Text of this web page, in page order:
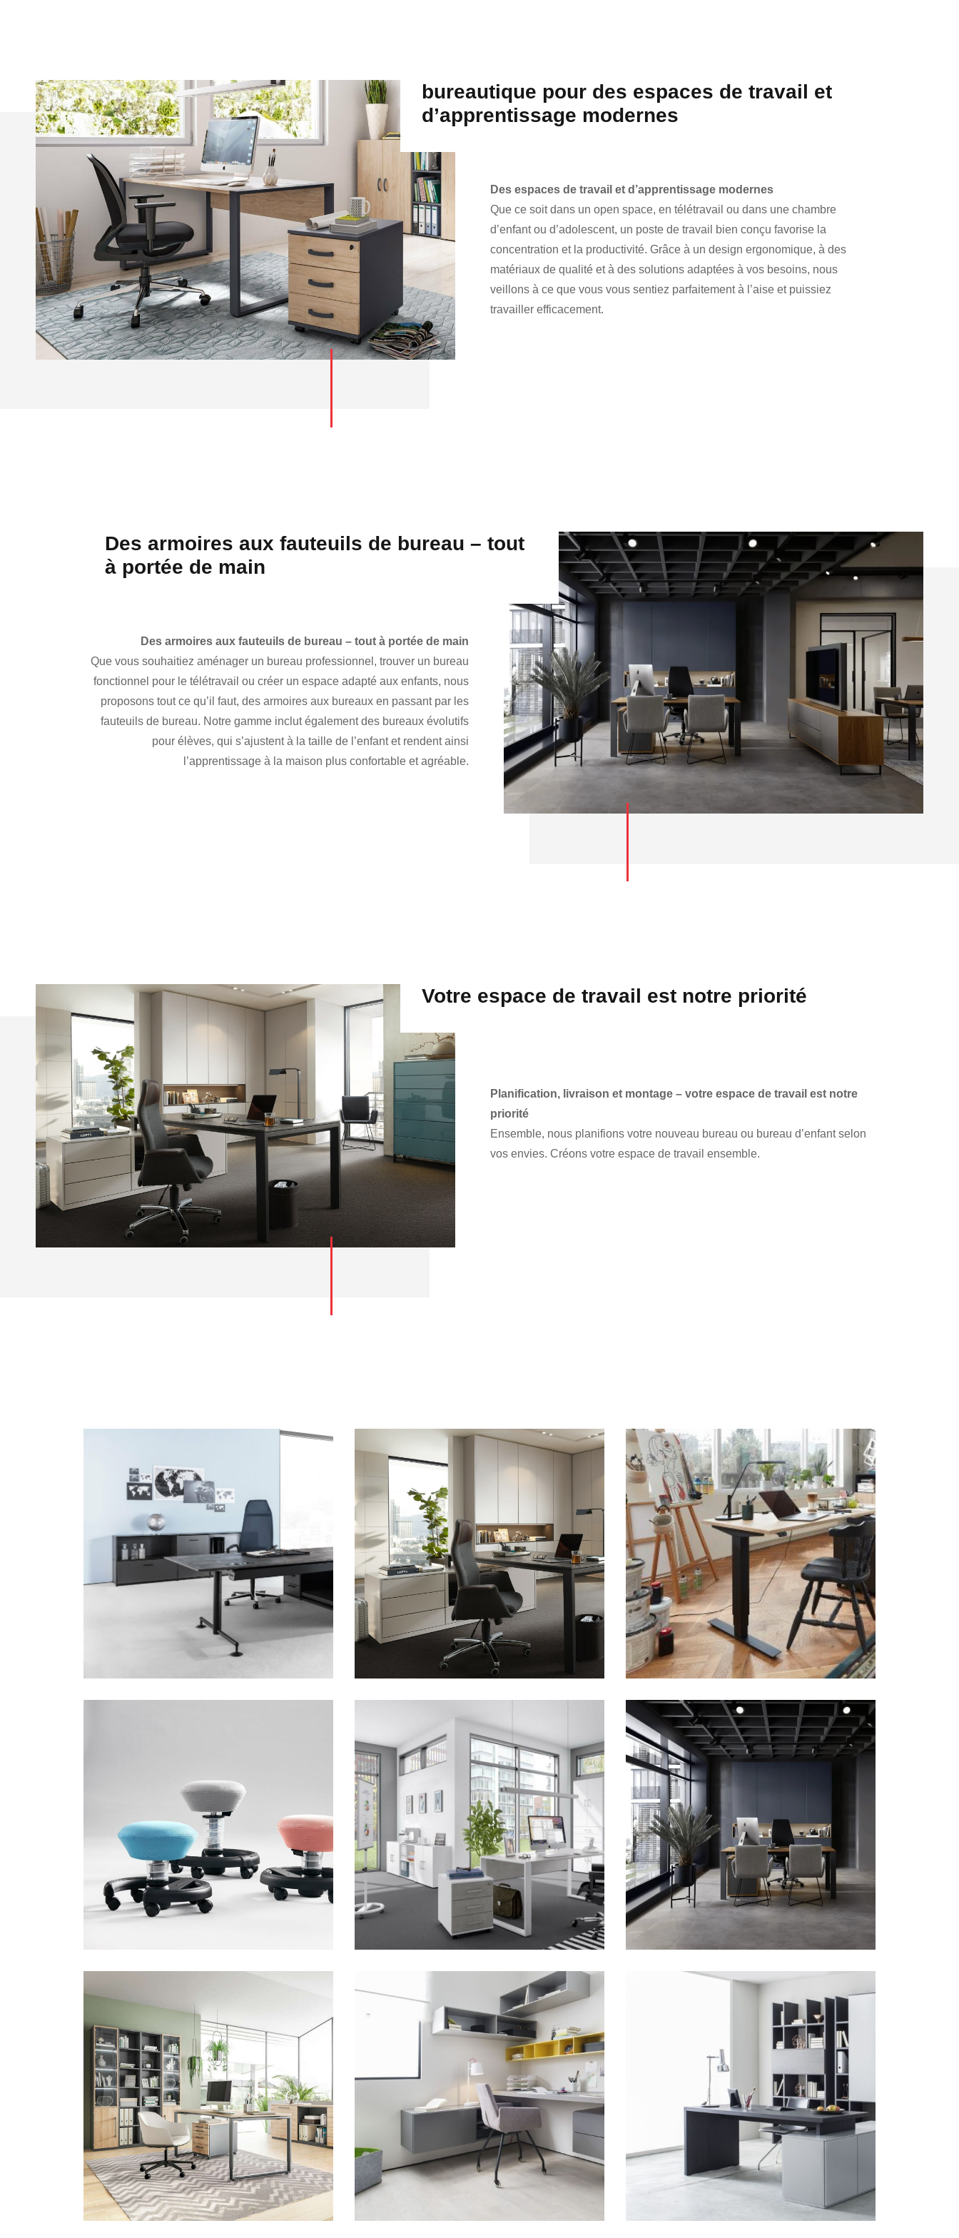
bureautique pour des espaces de travail et
d’apprentissage modernes
Des espaces de travail et d’apprentissage modernes
Que ce soit dans un open space, en télétravail ou dans une chambre
d’enfant ou d’adolescent, un poste de travail bien conçu favorise la
concentration et la productivité. Grâce à un design ergonomique, à des
matériaux de qualité et à des solutions adaptées à vos besoins, nous
veillons à ce que vous vous sentiez parfaitement à l’aise et puissiez
travailler efficacement.
Des armoires aux fauteuils de bureau – tout
à portée de main
Des armoires aux fauteuils de bureau – tout à portée de main
Que vous souhaitiez aménager un bureau professionnel, trouver un bureau
fonctionnel pour le télétravail ou créer un espace adapté aux enfants, nous
proposons tout ce qu’il faut, des armoires aux bureaux en passant par les
fauteuils de bureau. Notre gamme inclut également des bureaux évolutifs
pour élèves, qui s’ajustent à la taille de l’enfant et rendent ainsi
l’apprentissage à la maison plus confortable et agréable.
Votre espace de travail est notre priorité
Planification, livraison et montage – votre espace de travail est notre
priorité
Ensemble, nous planifions votre nouveau bureau ou bureau d’enfant selon
vos envies. Créons votre espace de travail ensemble.